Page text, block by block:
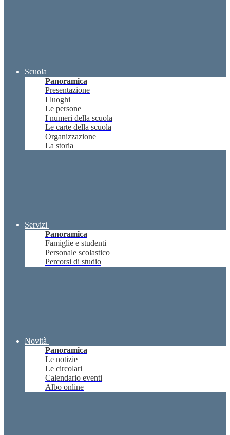
Scuola
Panoramica
Presentazione
I luoghi
Le persone
I numeri della scuola
Le carte della scuola
Organizzazione
La storia
Servizi
Panoramica
Famiglie e studenti
Personale scolastico
Percorsi di studio
Novità
Panoramica
Le notizie
Le circolari
Calendario eventi
Albo online